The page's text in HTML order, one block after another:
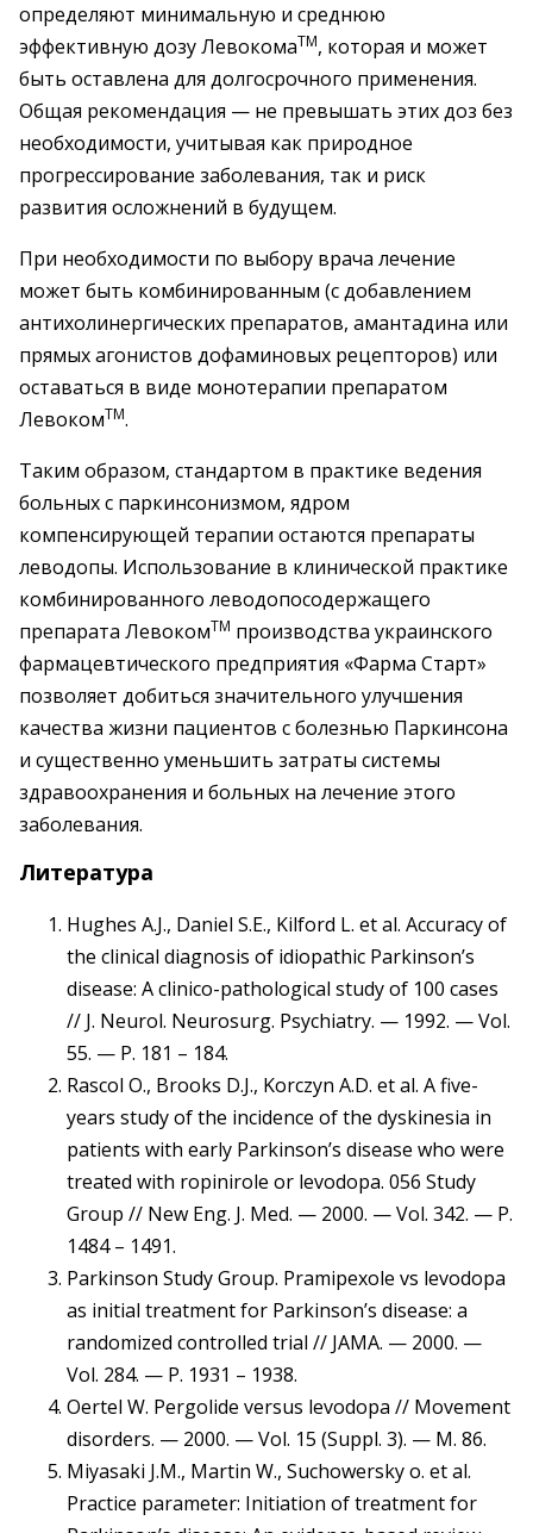
определяют минимальную и среднюю
эффективную дозу ЛевокомаTM, которая и может
быть оставлена для долгосрочного применения.
Общая рекомендация — не превышать этих доз без
необходимости, учитывая как природное
прогрессирование заболевания, так и риск
развития осложнений в будущем.
При необходимости по выбору врача лечение
может быть комбинированным (с добавлением
антихолинергических препаратов, амантадина или
прямых агонистов дофаминовых рецепторов) или
оставаться в виде монотерапии препаратом
ЛевокомTM.
Таким образом, стандартом в практике ведения
больных с паркинсонизмом, ядром
компенсирующей терапии остаются препараты
леводопы. Использование в клинической практике
комбинированного леводопосодержащего
препарата ЛевокомTM производства украинского
фармацевтического предприятия «Фарма Старт»
позволяет добиться значительного улучшения
качества жизни пациентов с болезнью Паркинсона
и существенно уменьшить затраты системы
здравоохранения и больных на лечение этого
заболевания.
Литература
Hughes A.J., Daniel S.E., Kilford L. et al. Accuracy of
the clinical diagnosis of idiopathic Parkinson’s
disease: A clinico-pathological study of 100 cases
// J. Neurol. Neurosurg. Psychiatry. — 1992. — Vol.
55. — P. 181 – 184.
Rascol O., Brooks D.J., Korczyn A.D. et al. A five-
years study of the incidence of the dyskinesia in
patients with early Parkinson’s disease who were
treated with ropinirole or levodopa. 056 Study
Group // New Eng. J. Med. — 2000. — Vol. 342. — P.
1484 – 1491.
Parkinson Study Group. Pramipexole vs levodopa
as initial treatment for Parkinson’s disease: a
randomized controlled trial // JAMA. — 2000. —
Vol. 284. — P. 1931 – 1938.
Oertel W. Pergolide versus levodopa // Movement
disorders. — 2000. — Vol. 15 (Suppl. 3). — M. 86.
Miyasaki J.M., Martin W., Suchowersky o. et al.
Practice parameter: Initiation of treatment for